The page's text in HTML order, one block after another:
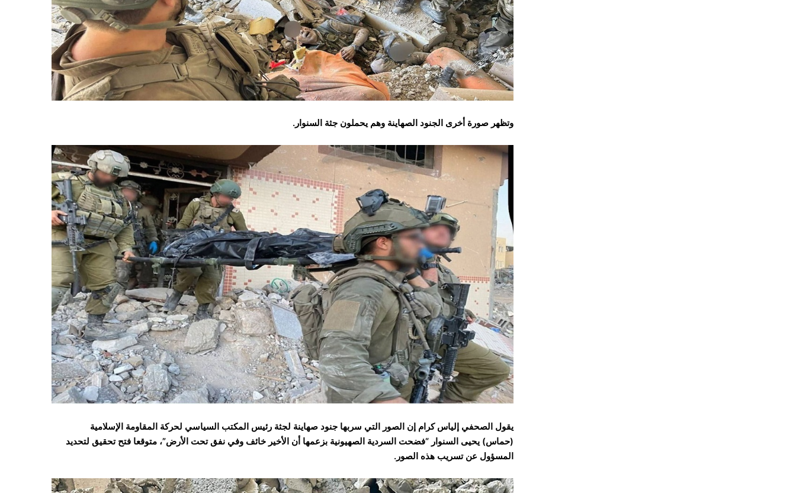
وتظهر صورة أخرى الجنود الصهاينة وهم يحملون جثة السنوار.
يقول الصحفي إلياس كرام إن الصور التي سربها جنود صهاينة لجثة رئيس المكتب السياسي لحركة المقاومة الإسلامية
(حماس) يحيى السنوار “فضحت السردية الصهيونية بزعمها أن الأخير خائف وفي نفق تحت الأرض”، متوقعا فتح تحقيق لتحديد
المسؤول عن تسريب هذه الصور.